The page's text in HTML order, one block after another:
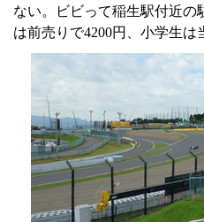
ない。ビビって稲生駅付近の
は前売りで4200円、小学生